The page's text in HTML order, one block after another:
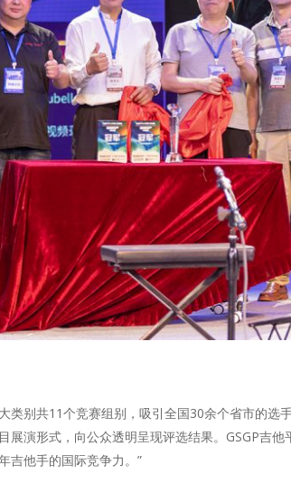
类别共11个竞赛组别，吸引全国30余个省市的选
演形式，向公众透明呈现评选结果。GSGP吉
吉他手的国际竞争力。”